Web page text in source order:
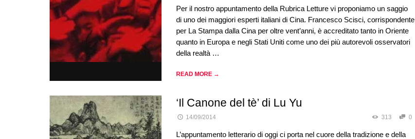
Per il nostro appuntamento della Rubrica Letture vi proponiamo un saggio
di uno dei maggiori esperti italiani di Cina. Francesco Scisci, corrispondente
per La Stampa dalla Cina per oltre vent’anni, è accreditato tanto in Oriente
quanto in Europa e negli Stati Uniti come uno dei più autorevoli osservatori
della realtà …
READ MORE →
‘Il Canone del tè’ di Lu Yu
14/09/2014 313 0
L’appuntamento letterario di oggi ci porta nel cuore della tradizione e della